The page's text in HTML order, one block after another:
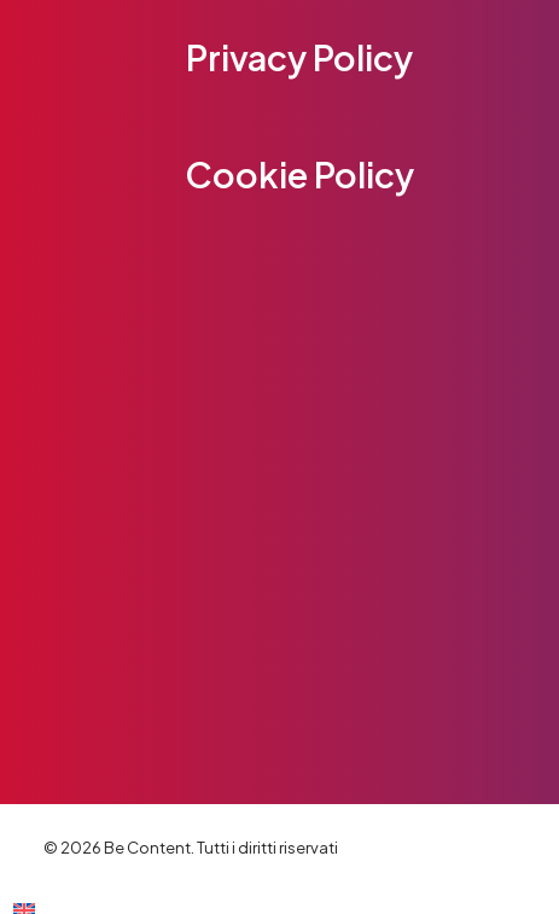
Privacy Policy
Cookie Policy
© 2026 Be Content. Tutti i diritti riservati